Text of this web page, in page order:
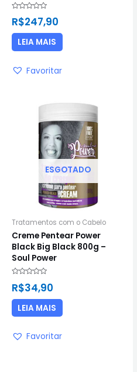
Avaliação
0
5
R$247,90
LEIA MAIS
Favoritar
ESGOTADO
Tratamentos com o Cabelo
Creme Pentear Power
Black Big Black 800g –
Soul Power
0
5
R$34,90
LEIA MAIS
Favoritar